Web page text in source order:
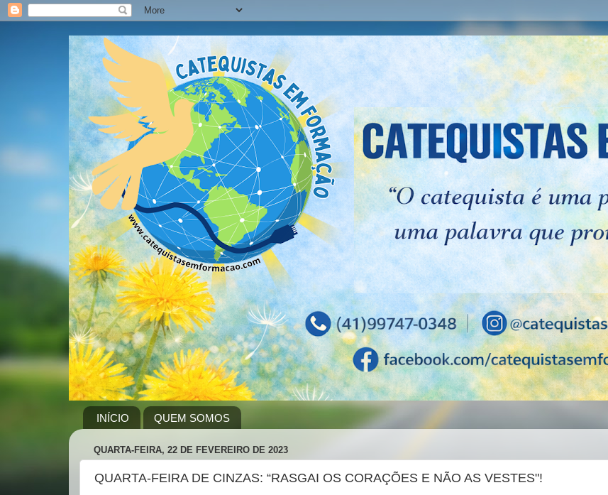
INÍCIO QUEM SOMOS
QUARTA-FEIRA, 22 DE FEVEREIRO DE 2023
QUARTA-FEIRA DE CINZAS: “RASGAI OS CORAÇÕES E NÃO AS VESTES"!